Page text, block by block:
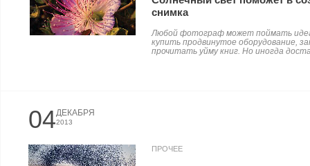
снимка
Любой фотограф может поймать
купить продвинутое оборудование,
прочитать уйму книг. Но иногда
04ДЕКАБРЯ
2013
ПРОЧЕЕ